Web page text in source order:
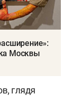
Москвы
глядя